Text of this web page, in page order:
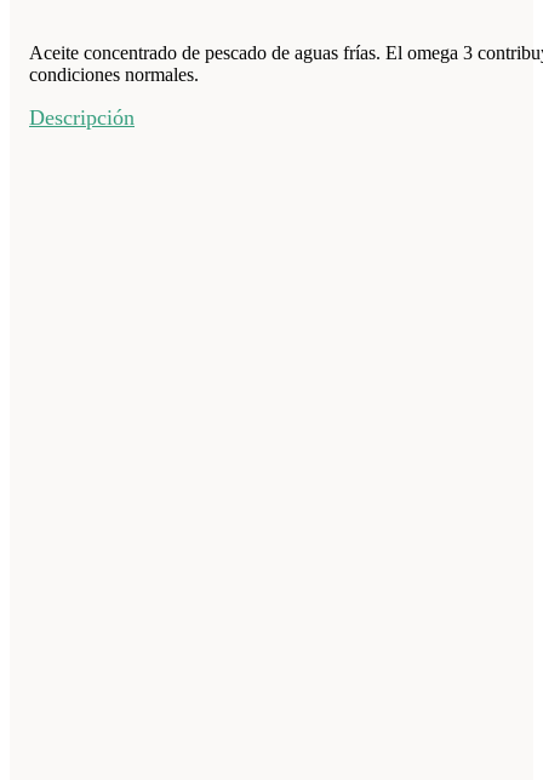
Aceite concentrado de pescado de aguas frías. El omega 3
condiciones normales.
Descripción